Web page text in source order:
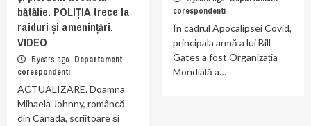
bătălie. POLIȚIA trece la
raiduri și amenințări.
VIDEO
5 years ago Departament
corespondenti
ACTUALIZARE. Doamna
Mihaela Johnny, româncă
din Canada, scriitoare și
corespondenti
În cadrul Apocalipsei Covid,
principala armă a lui Bill
Gates a fost Organizația
Mondială a…